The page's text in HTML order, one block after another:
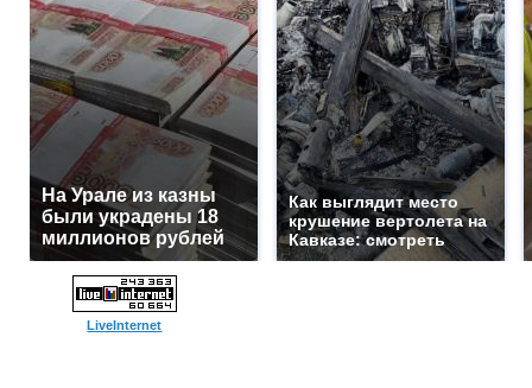
На Урале из казны
были украдены 18
миллионов рублей
Как выглядит место
крушение вертолета на
Кавказе: смотреть
LiveInternet